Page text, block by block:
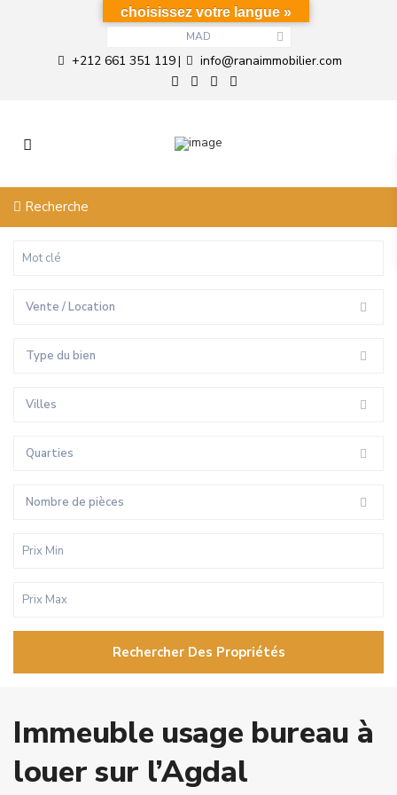
MAD
+212 661 351 119| info@ranaimmobilier.com
Recherche
Vente / Location
Type du bien
Villes
Quarties
Nombre de pièces
Rechercher Des Propriétés
Immeuble usage bureau à
louer sur l’Agdal
choisissez votre langue »